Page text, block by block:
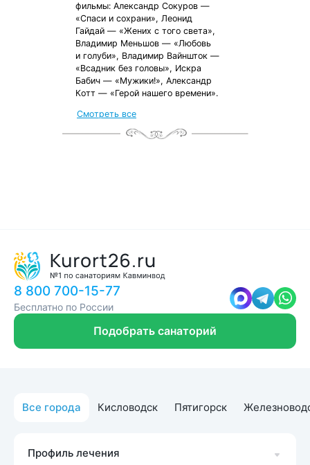
фильмы: Александр Сокуров —
«Спаси и сохрани», Леонид
Гайдай — «Жених с того света»,
Владимир Меньшов — «Любовь
и голуби», Владимир Вайншток —
«Всадник без головы», Искра
Бабич — «Мужики!», Александр
Котт — «Герой нашего времени».
Смотреть все
8 800 700-15-77
Бесплатно по России
Подобрать санаторий
Все города Кисловодск Пятигорск
Профиль лечения